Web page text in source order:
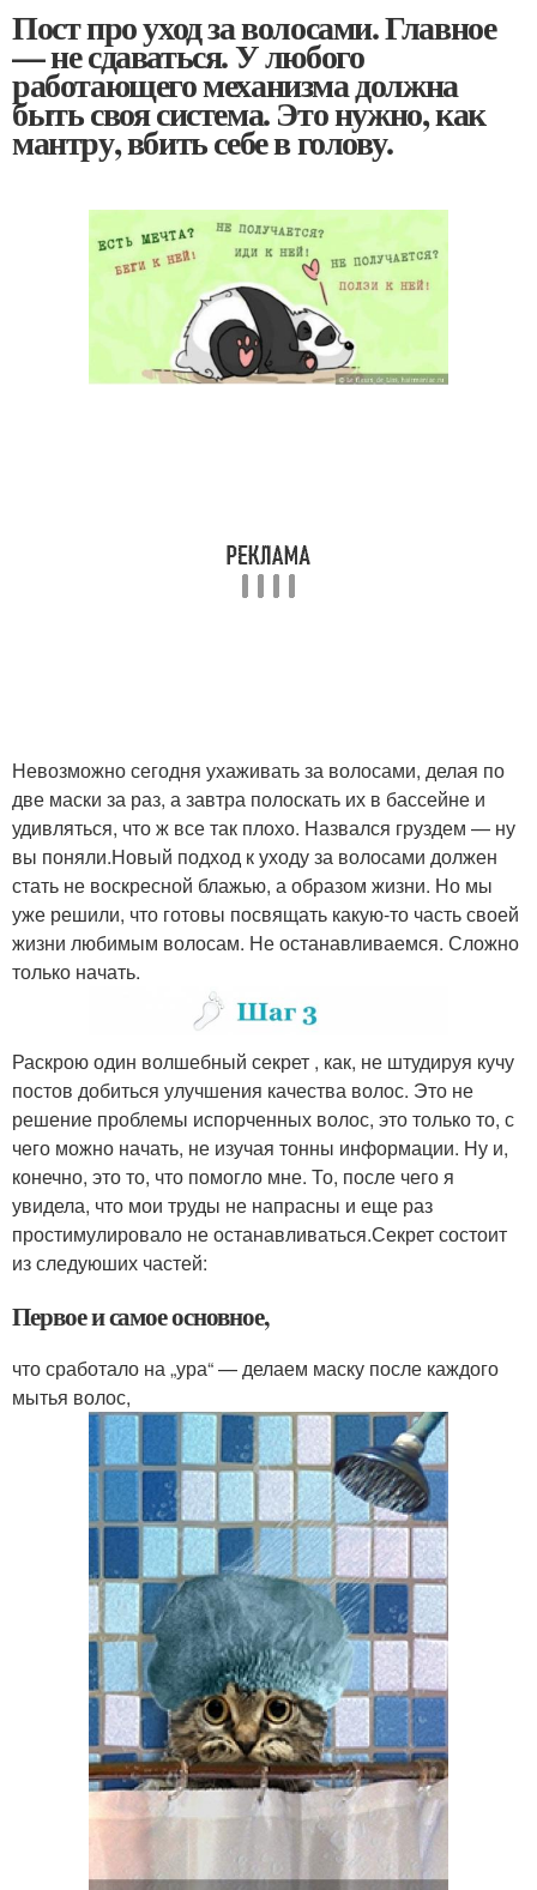
Пост про уход за волосами. Главное
— не сдаваться. У любого
работающего механизма должна
быть своя система. Это нужно, как
мантру, вбить себе в голову.
Невозможно сегодня ухаживать за волосами, делая по
две маски за раз, а завтра полоскать их в бассейне и
удивляться, что ж все так плохо. Назвался груздем — ну
вы поняли.Новый подход к уходу за волосами должен
стать не воскресной блажью, а образом жизни. Но мы
уже решили, что готовы посвящать какую-то часть своей
жизни любимым волосам. Не останавливаемся. Сложно
только начать.
Раскрою один волшебный секрет , как, не штудируя кучу
постов добиться улучшения качества волос. Это не
решение проблемы испорченных волос, это только то, с
чего можно начать, не изучая тонны информации. Ну и,
конечно, это то, что помогло мне. То, после чего я
увидела, что мои труды не напрасны и еще раз
простимулировало не останавливаться.Секрет состоит
из следуюших частей:
Первое и самое основное,
что сработало на „ура“ — делаем маску после каждого
мытья волос,